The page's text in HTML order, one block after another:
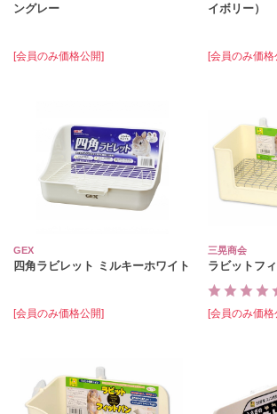
ングレー
[会員のみ価格公開]
イボリー）
[会員のみ価格
GEX
四角ラビレット ミルキーホワイト
[会員のみ価格公開]
三晃商会
ラビットフ
[会員のみ価格